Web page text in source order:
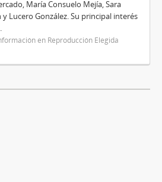
María Consuelo Mejía, Sara
y Lucero González. Su principal interés
en Reproducción Elegida